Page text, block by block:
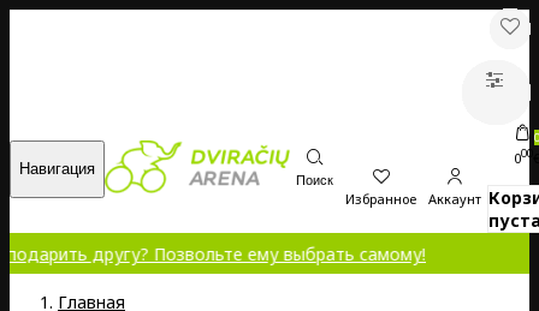
Навигация
Поиск
Избранное Аккаунт
0
000
другу? Позвольте ему выбрать самому!
Главная